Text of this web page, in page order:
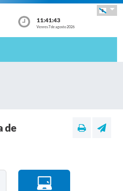
11:41:44
Venres 7 de agosto 2026
de